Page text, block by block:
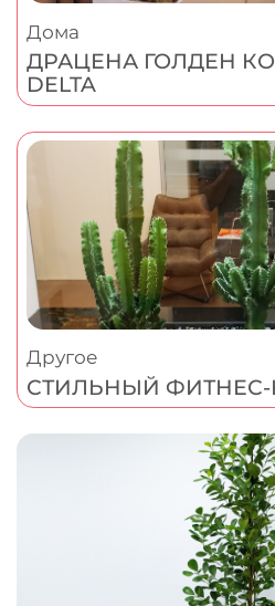
Дома
ДРАЦЕНА ГОЛДЕН
DELTA
Другое
СТИЛЬНЫЙ ФИТНЕС-